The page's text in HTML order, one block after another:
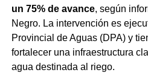
un 75% de avance, según
Negro. La intervención es
Provincial de Aguas (DPA) y
fortalecer una infraestructura
agua destinada al riego.